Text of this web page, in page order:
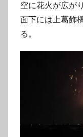
空に花火が広が
面下には上葛飾
る。